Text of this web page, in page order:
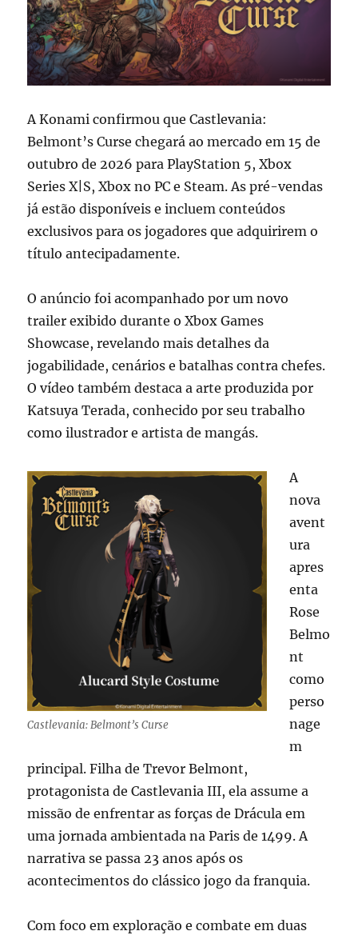
A Konami confirmou que Castlevania:
Belmont’s Curse chegará ao mercado em 15 de
outubro de 2026 para PlayStation 5, Xbox
Series X|S, Xbox no PC e Steam. As pré-vendas
já estão disponíveis e incluem conteúdos
exclusivos para os jogadores que adquirirem o
título antecipadamente.
O anúncio foi acompanhado por um novo
trailer exibido durante o Xbox Games
Showcase, revelando mais detalhes da
jogabilidade, cenários e batalhas contra chefes.
O vídeo também destaca a arte produzida por
Katsuya Terada, conhecido por seu trabalho
como ilustrador e artista de mangás.
Castlevania: Belmont’s Curse
A
nova
avent
ura
apres
enta
Rose
Belmo
nt
como
perso
nage
m
principal. Filha de Trevor Belmont,
protagonista de Castlevania III, ela assume a
missão de enfrentar as forças de Drácula em
uma jornada ambientada na Paris de 1499. A
narrativa se passa 23 anos após os
acontecimentos do clássico jogo da franquia.
Com foco em exploração e combate em duas